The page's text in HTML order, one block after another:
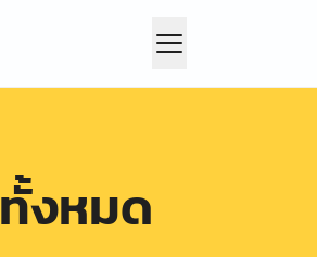
ทั้งหมด